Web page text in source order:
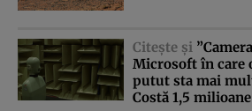
Citeşte şi
Microsoft în care
putut sta mai
Costă 1,5